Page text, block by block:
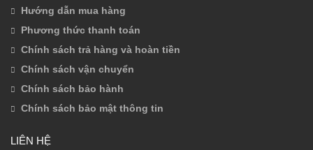
Hướng dẫn mua hàng
Phương thức thanh toán
Chính sách trả hàng và hoàn tiền
Chính sách vận chuyển
Chính sách bảo hành
Chính sách bảo mật thông tin
LIÊN HỆ